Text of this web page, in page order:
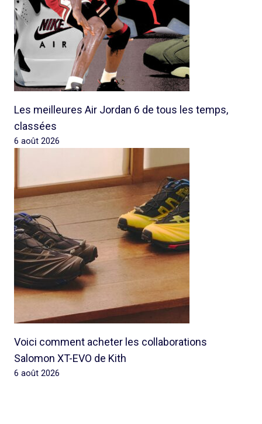
Les meilleures Air Jordan 6 de tous les temps,
classées
6 août 2026
Voici comment acheter les collaborations
Salomon XT-EVO de Kith
6 août 2026